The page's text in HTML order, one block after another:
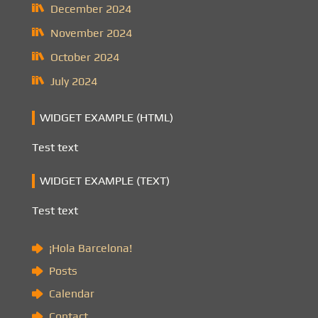
December 2024
November 2024
October 2024
July 2024
WIDGET EXAMPLE (HTML)
Test text
WIDGET EXAMPLE (TEXT)
Test text
¡Hola Barcelona!
Posts
Calendar